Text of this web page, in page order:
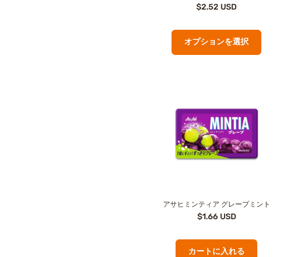
$2.52 USD
オプションを選択
アサヒミンティア グレープミント
$1.66 USD
カートに入れる